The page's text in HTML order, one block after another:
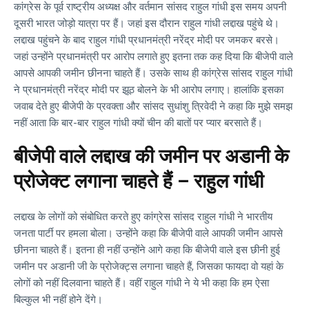
कांग्रेस के पूर्व राष्ट्रीय अध्यक्ष और वर्तमान सांसद राहुल गांधी इस समय अपनी
दूसरी भारत जोड़ो यात्रा पर हैं। जहां इस दौरान राहुल गांधी लद्दाख पहुंचे थे।
लद्दाख पहुंचने के बाद राहुल गांधी प्रधानमंत्री नरेंद्र मोदी पर जमकर बरसे।
जहां उन्होंने प्रधानमंत्री पर आरोप लगाते हुए इतना तक कह दिया कि बीजेपी वाले
आपसे आपकी जमीन छीनना चाहते हैं। उसके साथ ही कांग्रेस सांसद राहुल गांधी
ने प्रधानमंत्री नरेंद्र मोदी पर झूठ बोलने के भी आरोप लगाए। हालांकि इसका
जवाब देते हुए बीजेपी के प्रवक्ता और सांसद सुधांशु त्रिवेदी ने कहा कि मुझे समझ
नहीं आता कि बार-बार राहुल गांधी क्यों चीन की बातों पर प्यार बरसाते हैं।
बीजेपी वाले लद्दाख की जमीन पर अडानी के
प्रोजेक्ट लगाना चाहते हैं – राहुल गांधी
लद्दाख के लोगों को संबोधित करते हुए कांग्रेस सांसद राहुल गांधी ने भारतीय
जनता पार्टी पर हमला बोला। उन्होंने कहा कि बीजेपी वाले आपकी जमीन आपसे
छीनना चाहते हैं। इतना ही नहीं उन्होंने आगे कहा कि बीजेपी वाले इस छीनी हुई
जमीन पर अडानी जी के प्रोजेक्ट्स लगाना चाहते हैं, जिसका फायदा वो यहां के
लोगों को नहीं दिलवाना चाहते हैं। वहीं राहुल गांधी ने ये भी कहा कि हम ऐसा
बिल्कुल भी नहीं होने देंगे।